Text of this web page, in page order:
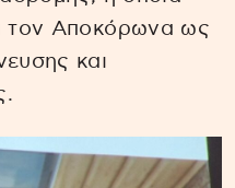
τον Αποκόρωνα ως
και